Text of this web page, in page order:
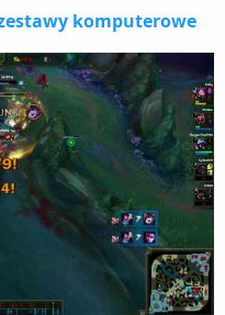
komputerowe